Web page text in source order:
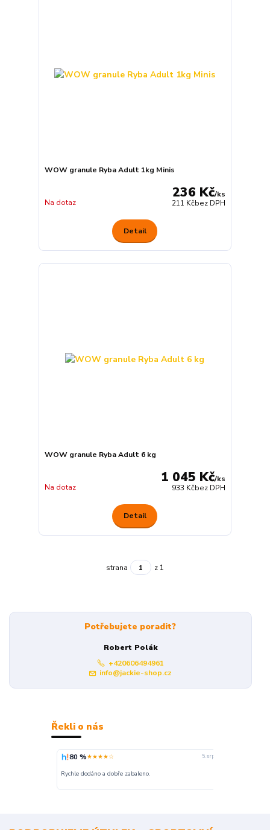
WOW granule Ryba Adult 1kg Minis
236 Kč/ks
211 Kčbez DPH
Na dotaz
Detail
WOW granule Ryba Adult 6 kg
1 045 Kč/ks
933 Kčbez DPH
Na dotaz
Detail
strana z 1
Potřebujete poradit?
Robert Polák
+420606494961
info@jackie-shop.cz
Řekli o nás
80 %★★★★☆ 5. srpna
Rychle dodáno a dobře zabaleno.